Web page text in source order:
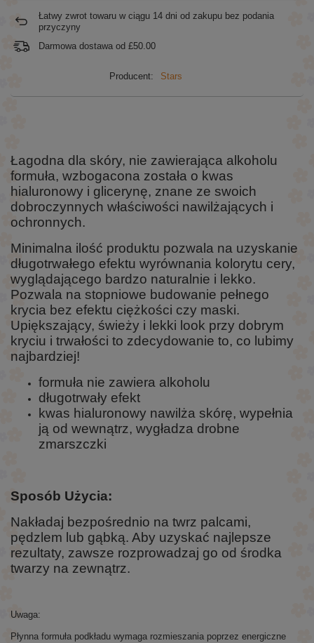
Łatwy zwrot towaru w ciągu 14 dni od zakupu bez podania
przyczyny
Darmowa dostawa od £50.00
Producent: Stars
Łagodna dla skóry, nie zawierająca alkoholu
formuła, wzbogacona została o kwas
hialuronowy i glicerynę, znane ze swoich
dobroczynnych właściwości nawilżających i
ochronnych.
Minimalna ilość produktu pozwala na uzyskanie
długotrwałego efektu wyrównania kolorytu cery,
wyglądającego bardzo naturalnie i lekko.
Pozwala na stopniowe budowanie pełnego
krycia bez efektu ciężkości czy maski.
Upiększający, świeży i lekki look przy dobrym
kryciu i trwałości to zdecydowanie to, co lubimy
najbardziej!
formuła nie zawiera alkoholu
długotrwały efekt
kwas hialuronowy nawilża skórę, wypełnia
ją od wewnątrz, wygładza drobne
zmarszczki
Sposób Użycia:
Nakładaj bezpośrednio na twrz palcami,
pędzlem lub gąbką. Aby uzyskać najlepsze
rezultaty, zawsze rozprowadzaj go od środka
twarzy na zewnątrz.
Uwaga:
Płynna formuła podkładu wymaga rozmieszania poprzez energiczne